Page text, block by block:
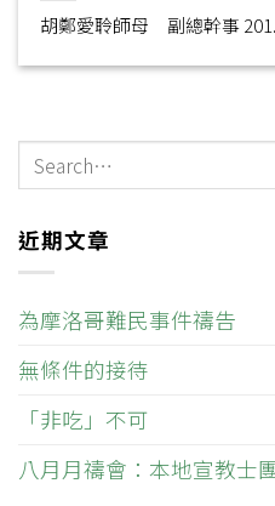
胡鄭愛聆師母 副總幹事
近期文章
為摩洛哥難民事件禱告
無條件的接待
「非吃」不可
八月月禱會：本地宣教士